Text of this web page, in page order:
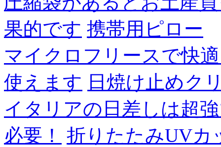
果的です 携帯用ピロー
マイクロフリースで快
使えます 日焼け止めク
イタリアの日差しは超
必要！
折りたたみUVカ